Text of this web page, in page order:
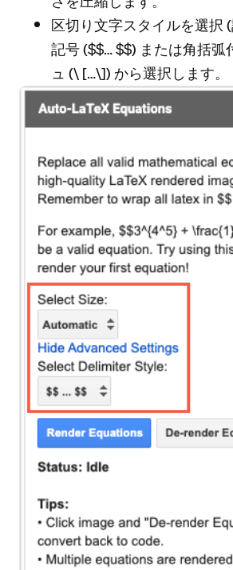
区切り文字スタイルを選択
記号 ($$… $$) または角括
ュ (\ […\]) から選択します。